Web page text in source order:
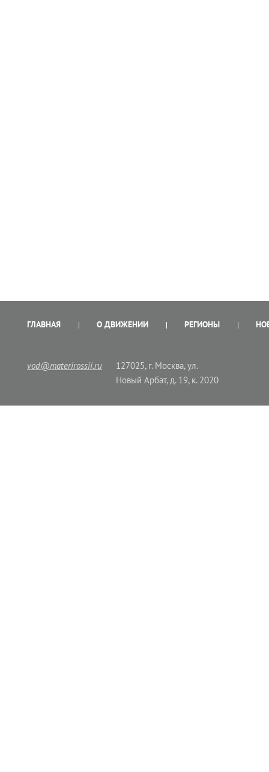
ГЛАВНАЯ О ДВИЖЕНИИ РЕГИОНЫ
vod@materirossii.ru
127025, г. Москва, ул.
Новый Арбат, д. 19, к. 2020